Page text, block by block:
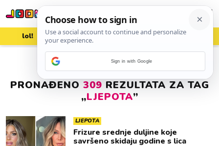
lol! aww vrh! woot?!
PRONAĐENO 309 REZULTATA ZA TAG
„LJEPOTA”
LJEPOTA
Frizure srednje duljine koje
savršeno skidaju godine s lica
Sign in with Google